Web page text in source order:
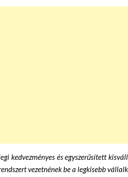
kedvezményes és egyszerűsített
vezetnének be a legkisebb